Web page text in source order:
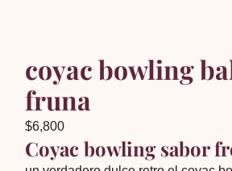
coyac bowling
fruna
$6,800
Coyac bowling sabor